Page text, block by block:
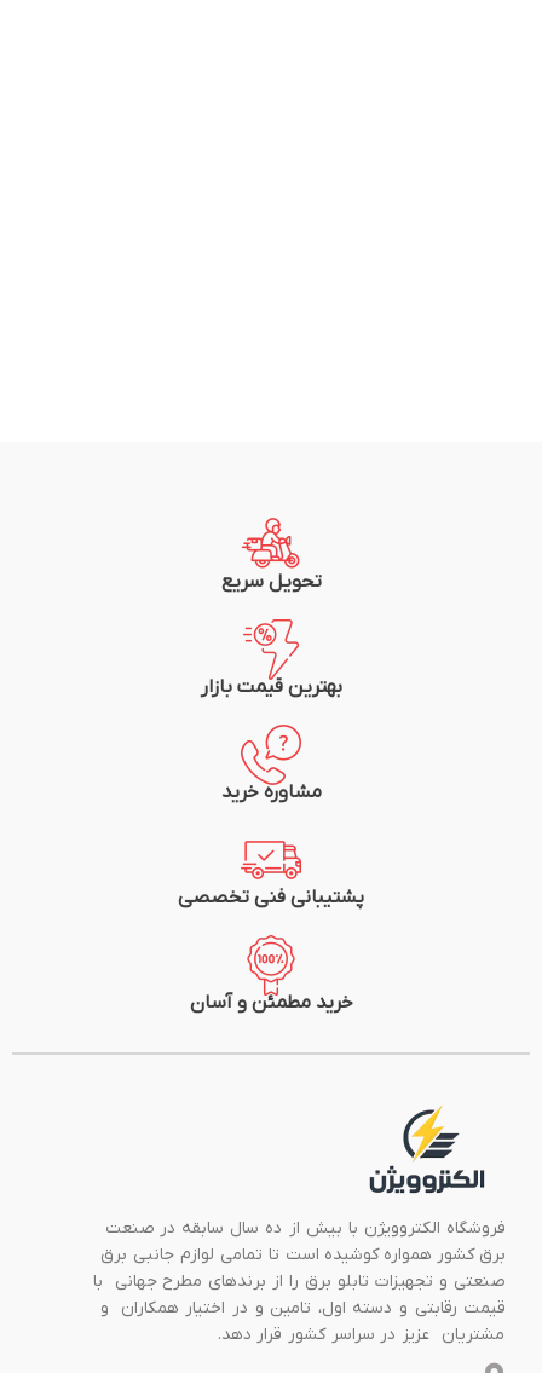
تحویل سریع
بهترین قیمت بازار
مشاوره خرید
پشتیبانی فنی تخصصی
خرید مطمئن و آسان
فروشگاه الکتروویژن با بیش از ده سال سابقه در صنعت
برق کشور همواره کوشیده است تا تمامی لوازم جانبی برق
صنعتی و تجهیزات تابلو برق را از برندهای مطرح جهانی با
قیمت رقابتی و دسته اول، تامین و در اختیار همکاران و
مشتریان عزیز در سراسر کشور قرار دهد.